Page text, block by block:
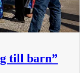
till barn”